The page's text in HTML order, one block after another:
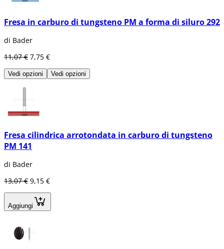
Fresa in carburo di tungsteno PM a forma di siluro 292
di Bader
11,07 € 7,75 €
Vedi opzioni Vedi opzioni
Fresa cilindrica arrotondata in carburo di tungsteno
PM 141
di Bader
13,07 € 9,15 €
Aggiungi